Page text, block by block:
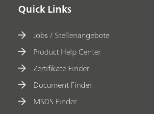
Quick Links
Jobs / Stellenangebote
Product Help Center
Zertifikate Finder
Document Finder
MSDS Finder